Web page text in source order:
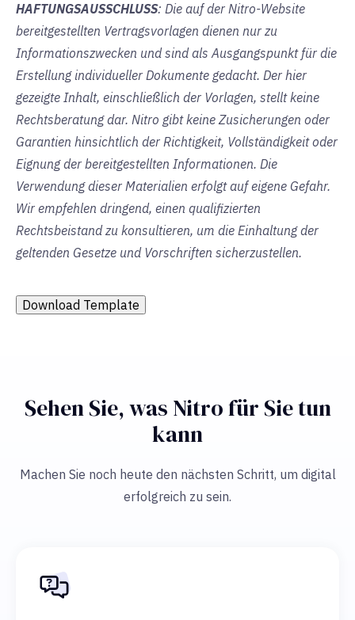
HAFTUNGSAUSSCHLUSS: Die auf der Nitro-Website
bereitgestellten Vertragsvorlagen dienen nur zu
Informationszwecken und sind als Ausgangspunkt für die
Erstellung individueller Dokumente gedacht. Der hier
gezeigte Inhalt, einschließlich der Vorlagen, stellt keine
Rechtsberatung dar. Nitro gibt keine Zusicherungen oder
Garantien hinsichtlich der Richtigkeit, Vollständigkeit oder
Eignung der bereitgestellten Informationen. Die
Verwendung dieser Materialien erfolgt auf eigene Gefahr.
Wir empfehlen dringend, einen qualifizierten
Rechtsbeistand zu konsultieren, um die Einhaltung der
geltenden Gesetze und Vorschriften sicherzustellen.
Download Template
Sehen Sie, was Nitro für Sie tun
kann
Machen Sie noch heute den nächsten Schritt, um digital
erfolgreich zu sein.